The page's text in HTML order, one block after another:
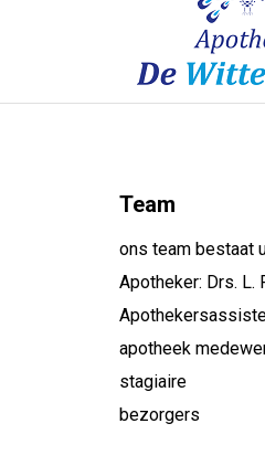
Team
ons team bestaat
Apotheker: Drs. L.
apotheek
stagiaire
bezorgers